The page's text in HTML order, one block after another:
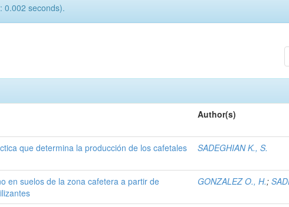
0.002 seconds).
Author(s)
que determina la producción de los cafetales SADEGHIAN K., S.
en suelos de la zona cafetera a partir de
GONZALEZ O., H.;